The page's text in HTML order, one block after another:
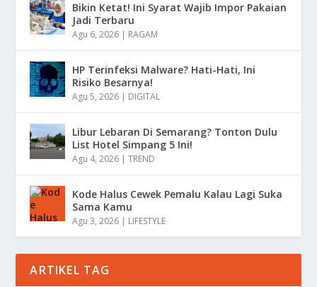
Bikin Ketat! Ini Syarat Wajib Impor Pakaian
Jadi Terbaru
Agu 6, 2026 | RAGAM
HP Terinfeksi Malware? Hati-Hati, Ini
Risiko Besarnya!
Agu 5, 2026 | DIGITAL
Libur Lebaran Di Semarang? Tonton Dulu
List Hotel Simpang 5 Ini!
Agu 4, 2026 |TREND
Kode Halus Cewek Pemalu Kalau Lagi Suka
Sama Kamu
Agu 3, 2026 | LIFESTYLE
ARTIKEL TAG